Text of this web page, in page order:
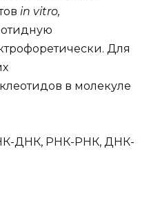
in vitro,
Для
в молекуле
ДНК, РНК-РНК, ДНК-